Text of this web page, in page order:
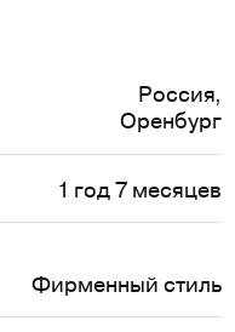
Россия,
Оренбург
1 год 7 месяцев
Фирменный стиль